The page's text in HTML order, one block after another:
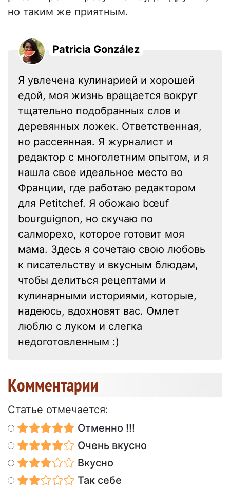
но таким же приятным.
Patricia González
Я увлечена кулинарией и хорошей
едой, моя жизнь вращается вокруг
тщательно подобранных слов и
деревянных ложек. Ответственная,
но рассеянная. Я журналист и
редактор с многолетним опытом, и я
нашла свое идеальное место во
Франции, где работаю редактором
для Petitchef. Я обожаю bœuf
bourguignon, но скучаю по
салморехо, которое готовит моя
мама. Здесь я сочетаю свою любовь
к писательству и вкусным блюдам,
чтобы делиться рецептами и
кулинарными историями, которые,
надеюсь, вдохновят вас. Омлет
люблю с луком и слегка
недоготовленным :)
Kомментарии
Статье отмечается:
Отменно !!!
Очень вкусно
Вкусно
Так себе